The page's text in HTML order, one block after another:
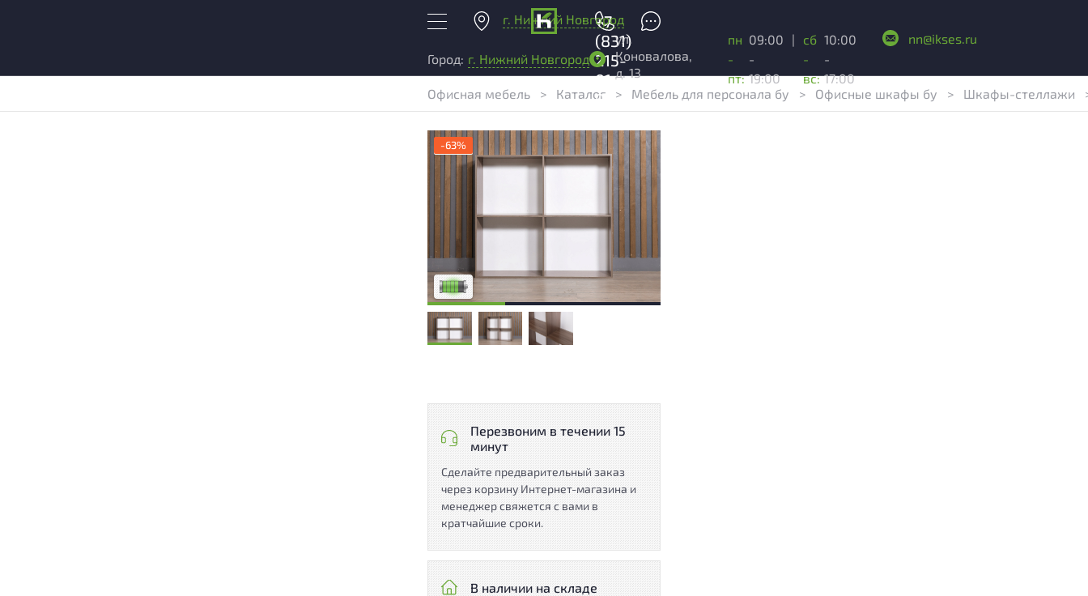
г. Нижний Новгород
+7
(831)
215-
01-
04
Город: г. Нижний Новгород
ул.
Коновалова,
д. 13
пн
-
пт:
09:00
-
19:00
|
сб
-
вс:
10:00
-
17:00
nn@ikses.ru
Офисная мебель > Каталог > Мебель для персонала бу > Офисные шкафы бу > Шкафы-стеллажи
-63%
У товара присутствуют незначительные
удобство его использования
Низкая степень износа
Перезвоним в течении 15
минут
Сделайте предварительный заказ
через корзину Интернет-магазина и
менеджер свяжется с вами в
кратчайшие сроки.
В наличии на складе